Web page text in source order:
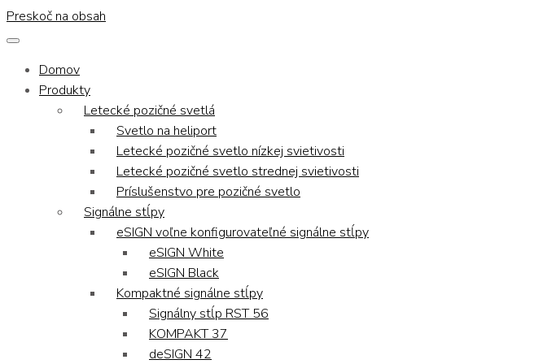
Preskoč na obsah
Domov
Produkty
Letecké pozičné svetlá
Svetlo na heliport
Letecké pozičné svetlo nízkej svietivosti
Letecké pozičné svetlo strednej svietivosti
Príslušenstvo pre pozičné svetlo
Signálne stĺpy
eSIGN voľne konfigurovateľné signálne stĺpy
eSIGN White
eSIGN Black
Kompaktné signálne stĺpy
Signálny stĺp RST 56
KOMPAKT 37
deSIGN 42